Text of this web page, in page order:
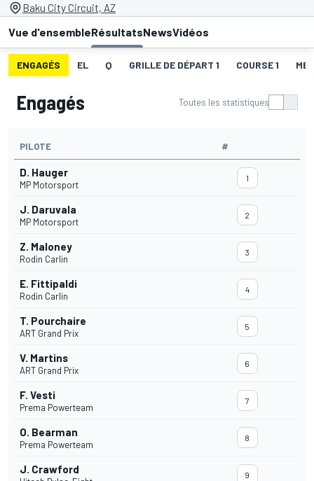
Baku City Circuit, AZ
Vue d'ensembleRésultatsNewsVidéos
ENGAGÉS EL Q GRILLE DE DÉPART 1 COURSE 1
Engagés Toutes les statistiques
PILOTE #
D. Hauger
MP Motorsport
1
J. Daruvala
MP Motorsport
2
Z. Maloney
Rodin Carlin
3
E. Fittipaldi
Rodin Carlin
4
T. Pourchaire
ART Grand Prix
5
V. Martins
ART Grand Prix
6
F. Vesti
Prema Powerteam
7
O. Bearman
Prema Powerteam
8
J. Crawford 9